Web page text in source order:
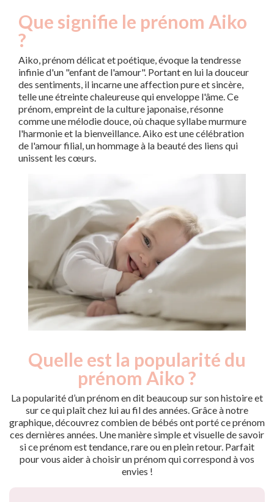
Que signifie le prénom Aiko
?
Aiko, prénom délicat et poétique, évoque la tendresse
infinie d'un "enfant de l'amour". Portant en lui la douceur
des sentiments, il incarne une affection pure et sincère,
telle une étreinte chaleureuse qui enveloppe l'âme. Ce
prénom, empreint de la culture japonaise, résonne
comme une mélodie douce, où chaque syllabe murmure
l'harmonie et la bienveillance. Aiko est une célébration
de l'amour filial, un hommage à la beauté des liens qui
unissent les cœurs.
Quelle est la popularité du
prénom Aiko ?
La popularité d’un prénom en dit beaucoup sur son histoire et
sur ce qui plaît chez lui au fil des années. Grâce à notre
graphique, découvrez combien de bébés ont porté ce prénom
ces dernières années. Une manière simple et visuelle de savoir
si ce prénom est tendance, rare ou en plein retour. Parfait
pour vous aider à choisir un prénom qui correspond à vos
envies !
Année
Nouveaux-
nés
2010
31
2011
14
2012
17
2013
15
2014
17
2015
11